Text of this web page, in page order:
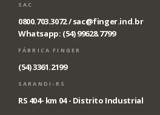
SAC
0800.703.3072 /sac@finger.ind.br
Whatsapp: (54) 99628.7799
FÁBRICA FINGER
(54) 3361.2199
SARANDI-RS
RS 404- km 04 - Distrito Industrial